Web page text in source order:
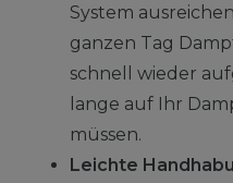
System
ganzen Tag
schnell wieder
lange auf Ihr
müssen.
Leichte